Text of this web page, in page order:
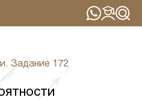
Задание 172